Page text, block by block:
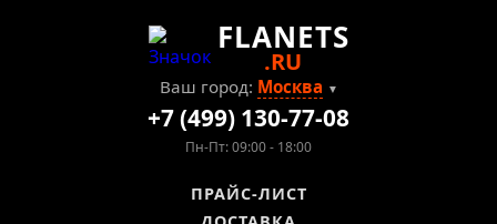
FLANETS
.RU
Ваш город: Москва ▼
+7 (499) 130-77-08
Пн-Пт: 09:00 - 18:00
ПРАЙС-ЛИСТ